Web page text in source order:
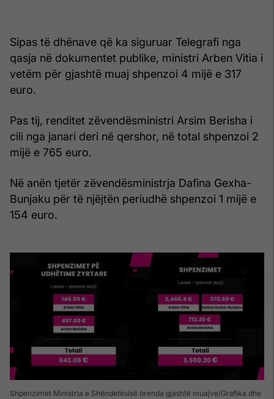
Sipas të dhënave që ka siguruar Telegrafi nga
qasja në dokumentet publike, ministri Arben Vitia i
vetëm për gjashtë muaj shpenzoi 4 mijë e 317
euro.
Pas tij, renditet zëvendësministri Arsim Berisha i
cili nga janari deri në qershor, në total shpenzoi 2
mijë e 765 euro.
Në anën tjetër zëvendësministrja Dafina Gexha-
Bunjaku për të njëjtën periudhë shpenzoi 1 mijë e
154 euro.
Shpenzimet Ministria e Shëndetësisë brenda gjashtë muajve/Grafika dhe